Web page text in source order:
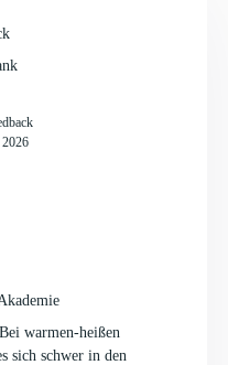
warmen-heißen
sich schwer in den